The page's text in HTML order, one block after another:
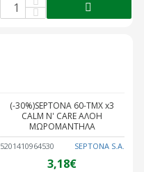
5201410964530 SEPTONA S.A.
(-30%)SEPTONA 60-ΤΜΧ x3
CALM N' CARE ΑΛΟΗ
ΜΩΡΟΜΑΝΤΗΛΑ
3,18€